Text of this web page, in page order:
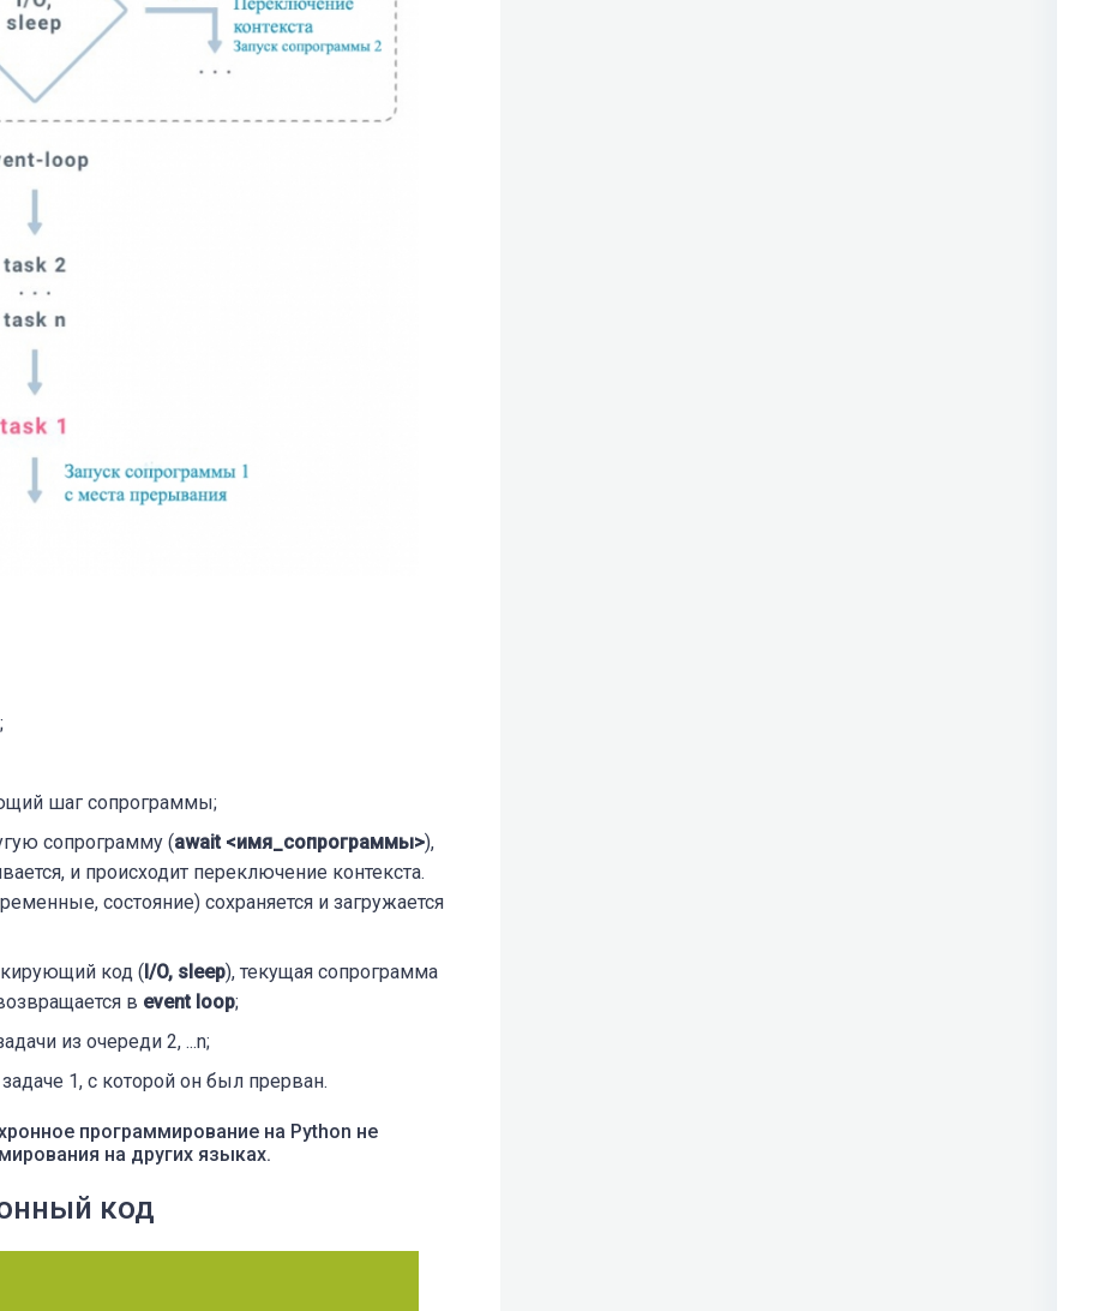
шаг сопрограммы;
сопрограмму (await <имя_сопрограммы>),
и происходит переключение контекста.
состояние) сохраняется и загружается
код (I/O, sleep), текущая сопрограмма
в event loop;
из очереди 2, ...n;
1, с которой он был прерван.
программирование на Python не
на других языках.
код